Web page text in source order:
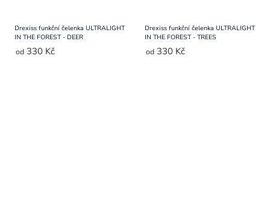
Drexiss funkční čelenka ULTRALIGHT
IN THE FOREST - DEER
od 330 Kč
Drexiss funkční čelenka ULTRALIGHT
IN THE FOREST - TREES
od 330 Kč